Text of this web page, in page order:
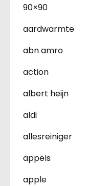
90×90
aardwarmte
abn amro
action
albert heijn
aldi
allesreiniger
appels
apple